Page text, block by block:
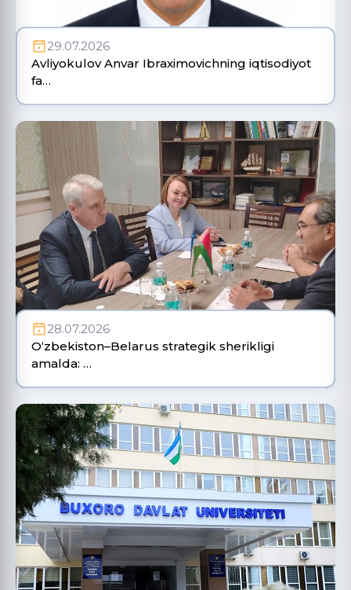
29.07.2026
Avliyokulov Anvar Ibraximovichning iqtisodiyot
fa…
28.07.2026
O‘zbekiston–Belarus strategik sherikligi
amalda: …